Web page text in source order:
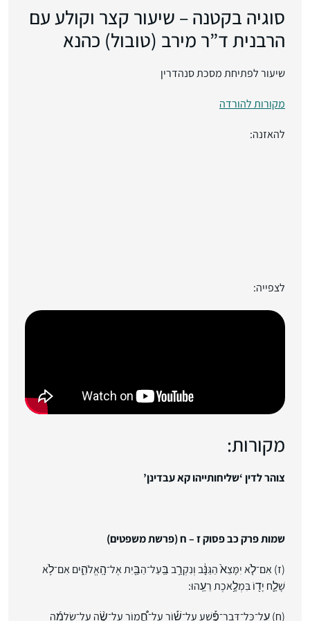
סוגיה בקטנה – שיעור קצר וקולע עם
הרבנית ד”ר מירב (טובול) כהנא
שיעור לפתיחת מסכת סנהדרין
מקורות להורדה
להאזנה:
לצפייה:
מקורות:
צוהר לדין ‘שליחותייהו קא עבדינן’
שמות פרק כב פסוק ז – ח (פרשת משפטים)
(ז) אִם־לֹ֤א יִמָּצֵא֙ הַגַּנָּ֔ב וְנִקְרַ֥ב בַּֽעַל־הַבַּ֖יִת אֶל־הָֽאֱלֹהִ֑ים אִם־לֹ֥א
שָׁלַ֛ח יָד֖וֹ בִּמְלֶ֥אכֶת רֵעֵֽהוּ:
(ח) עַֽל־כָּל־דְּבַר־פֶּ֡שַׁע עַל־שׁ֡וֹר עַל־חֲ֠מוֹר עַל־שֶׂ֨ה עַל־שַׂלְמָ֜ה